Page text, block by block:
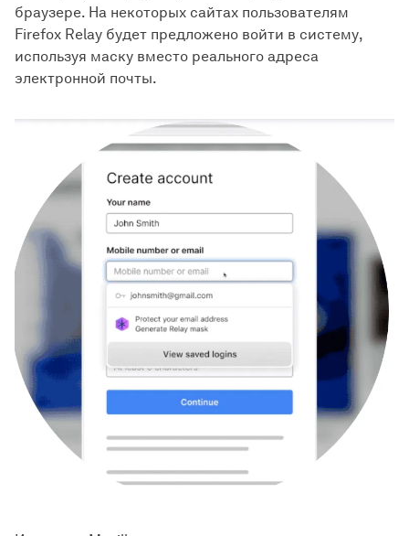
браузере. На некоторых сайтах пользователям
Firefox Relay будет предложено войти в систему,
используя маску вместо реального адреса
электронной почты.